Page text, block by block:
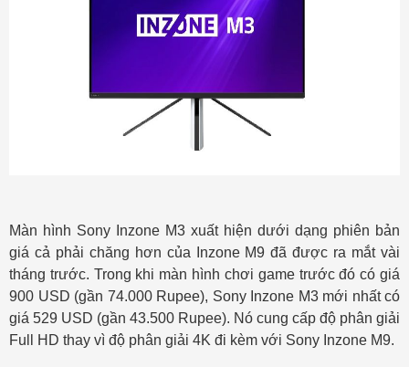
Màn hình Sony Inzone M3 xuất hiện dưới dạng phiên bản
giá cả phải chăng hơn của Inzone M9 đã được ra mắt vài
tháng trước. Trong khi màn hình chơi game trước đó có giá
900 USD (gần 74.000 Rupee), Sony Inzone M3 mới nhất có
giá 529 USD (gần 43.500 Rupee). Nó cung cấp độ phân giải
Full HD thay vì độ phân giải 4K đi kèm với Sony Inzone M9.